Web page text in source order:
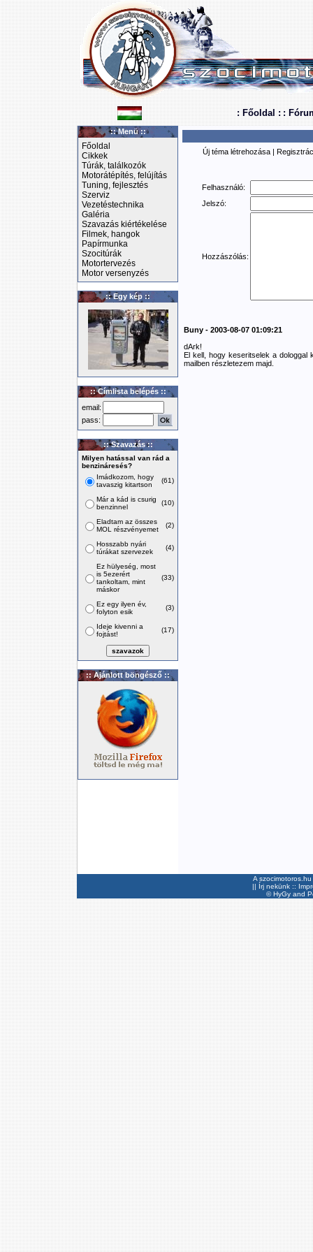
: Főoldal : :
:: Menü ::
Főoldal
Cikkek
Túrák, találkozók
Motorátépítés, felújítás
Tuning, fejlesztés
Szerviz
Vezetéstechnika
Galéria
Szavazás kiértékelése
Filmek, hangok
Papírmunka
Szocitúrák
Motortervezés
Motor versenyzés
:: Egy kép ::
:: Címlista belépés ::
email:
pass:
:: Szavazás ::
Milyen hatással van rád a
benzináresés?
Imádkozom, hogy
tavaszig kitartson
(61)
Már a kád is csurig
benzinnel
(10)
Eladtam az összes
MOL részvényemet
(2)
Hosszabb nyári
túrákat szervezek
(4)
Ez hülyeség, most
is 5ezerért
tankoltam, mint
máskor
(33)
Ez egy ilyen év,
folyton esik
(3)
Ideje kivenni a
fojtást!
(17)
:: Ajánlott böngésző ::
Új téma létrehozása |
Felhasználó:
Jelszó:
Hozzászólás:
Buny - 2003-08-07 01:09:21
dArk!
El kell, hogy keseritselek a dologgal
mailben részletezem majd.
A
|| Írj nekünk ::
©HyGyand